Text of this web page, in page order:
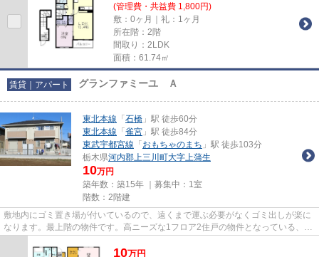
(管理費・共益費 1,800円)
敷：0ヶ月｜礼：1ヶ月
所在階：2階
間取り：2LDK
面積：61.74㎡
賃貸｜アパート グランファミーユ Ａ
東北本線 「 石橋 」駅 徒歩60分
東北本線 「 雀宮 」駅 徒歩84分
東武宇都宮線 「 おもちゃのまち 」駅 徒歩103分
栃木県河内郡上三川町大字上蒲生
10万円
築年数：築15年 ｜募集中： 1室
階数：2階建
敷地内にゴミ置き場が付いているので、遠くまで運ぶ必要がなくゴミ出しが楽に
なります。最上階の物件です。高ニーズな1フロア2住戸の物件となっている、好
10万円